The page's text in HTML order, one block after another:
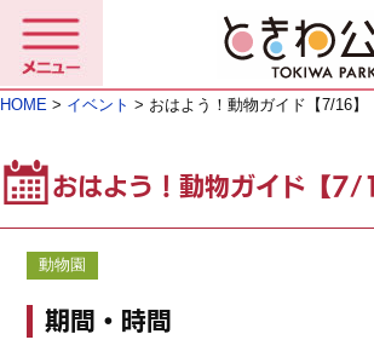
HOME > イベント > おはよう！動物ガイド【7/16】
おはよう！動物ガイド【7/
動物園
期間・時間